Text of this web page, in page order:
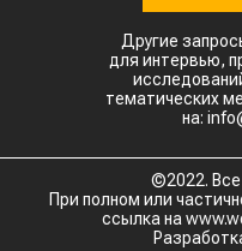
Другие
для интервью,
тематических
на:
©2022.
При полном или
ссылка на